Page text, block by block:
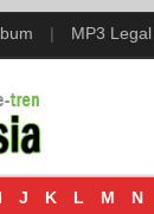
| MP3 Legal
I J K L M N